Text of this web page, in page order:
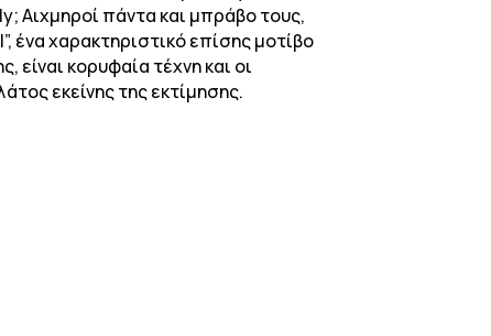
Αιχμηροί πάντα και μπράβο τους,
ένα χαρακτηριστικό επίσης μοτίβο
είναι κορυφαία τέχνη και οι
εκείνης της εκτίμησης.